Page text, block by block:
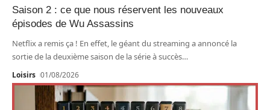
Saison 2 : ce que nous réservent les nouveaux
épisodes de Wu Assassins
Netflix a remis ça ! En effet, le géant du streaming a annoncé la
sortie de la deuxième saison de la série à succès…
Loisirs 01/08/2026